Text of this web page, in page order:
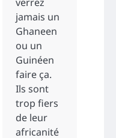
jamais un
Ghaneen
ou un
Guinéen
faire ça.
Ils sont
trop fiers
de leur
africanité